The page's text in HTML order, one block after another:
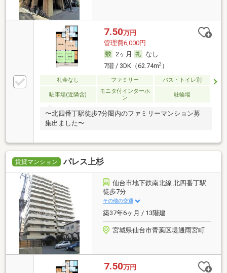
7.50万円
管理費6,000円
2ヶ月
なし
7階 / 3DK（62.74m2）
礼金なし ファミリー バス・トイレ別
駐車場(近隣含)
モニタ付インターホ
ン
駐輪場
〜北四番丁駅徒歩7分圏内のファミリーマンション募
集出ました〜
賃貸マンション パレス上杉
仙台市地下鉄南北線 北四番丁駅
徒歩7分
その他の交通
築37年6ヶ月 / 13階建
宮城県仙台市青葉区堤通雨宮町
7.50万円